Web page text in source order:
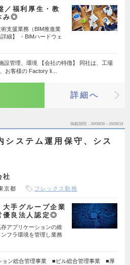
／福利厚生・教
み◎
支援業務（BIM推進業
細】 ・BIMハードウェ
設管理、環境 【会社の特徴】 同社は、工場
お客様の Factory li…
詳細へ
掲載期間 26/08/06～26/08/19
システム運用保守、シス
社
京都 フレックス勤務
大手グループ企業
優良法人認定◎
存アプリケーションの維
フラ環境を管理し業務
ョン総合管理事業 ■ビル総合管理事業 ■厚